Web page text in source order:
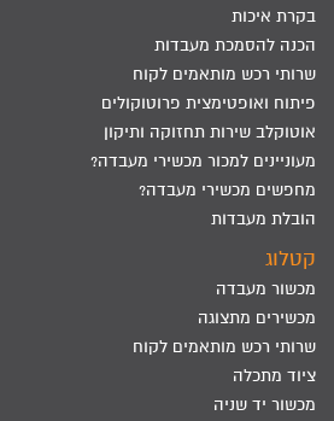
בקרת איכות
הכנה להסמכת מעבדות
שרותי רכש מותאמים לקוח
פיתוח ואופטימצית פרוטוקולים
אוטוקלב שירות תחזוקה ותיקון
מעוניינים למכור מכשירי מעבדה?
מחפשים מכשירי מעבדה?
הובלת מעבדות
קטלוג
מכשור מעבדה
מכשירים מתצוגה
שרותי רכש מותאמים לקוח
ציוד מתכלה
מכשור יד שניה